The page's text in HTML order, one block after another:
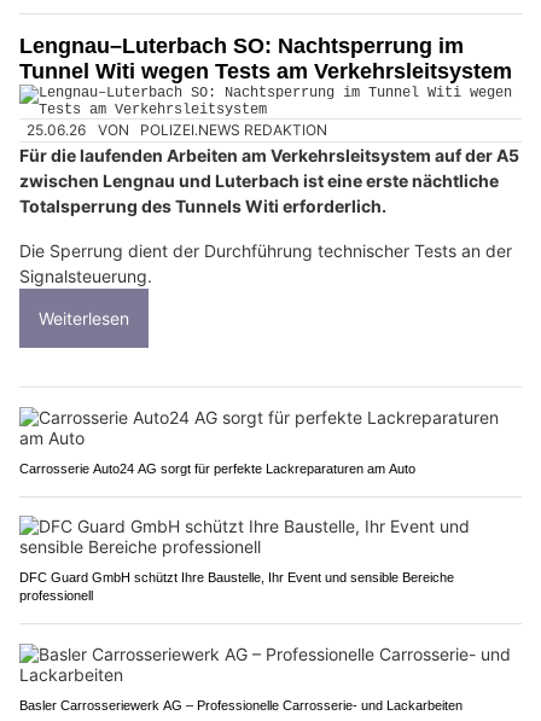
Lengnau–Luterbach SO: Nachtsperrung im
Tunnel Witi wegen Tests am Verkehrsleitsystem
25.06.26 VON POLIZEI.NEWS REDAKTION
Für die laufenden Arbeiten am Verkehrsleitsystem auf der A5
zwischen Lengnau und Luterbach ist eine erste nächtliche
Totalsperrung des Tunnels Witi erforderlich.
Die Sperrung dient der Durchführung technischer Tests an der
Signalsteuerung.
Weiterlesen
Carrosserie Auto24 AG sorgt für perfekte Lackreparaturen am Auto
DFC Guard GmbH schützt Ihre Baustelle, Ihr Event und sensible Bereiche
professionell
Basler Carrosseriewerk AG – Professionelle Carrosserie- und Lackarbeiten